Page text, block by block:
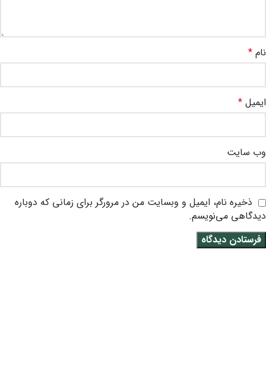
نام *
ایمیل *
وب‌ سایت
ذخیره نام، ایمیل و وبسایت من در مرورگر برای زمانی که دوباره
دیدگاهی می‌نویسم.